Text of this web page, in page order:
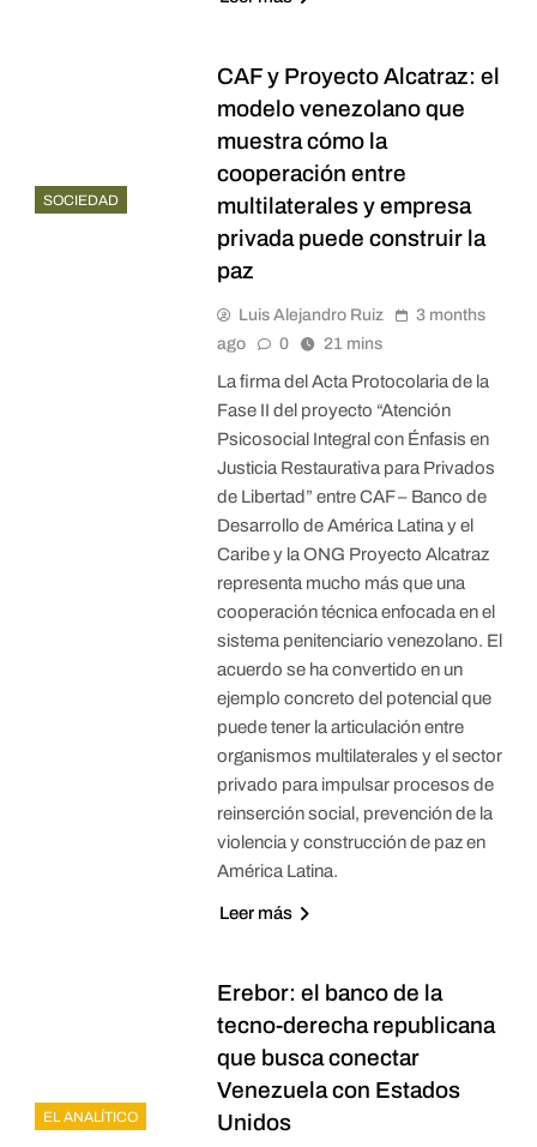
SOCIEDAD
CAF y Proyecto Alcatraz: el
modelo venezolano que
muestra cómo la
cooperación entre
multilaterales y empresa
privada puede construir la
paz
Luis Alejandro Ruiz
3 months
ago
0 21 mins
La firma del Acta Protocolaria de la
Fase II del proyecto “Atención
Psicosocial Integral con Énfasis en
Justicia Restaurativa para Privados
de Libertad” entre CAF – Banco de
Desarrollo de América Latina y el
Caribe y la ONG Proyecto Alcatraz
representa mucho más que una
cooperación técnica enfocada en el
sistema penitenciario venezolano. El
acuerdo se ha convertido en un
ejemplo concreto del potencial que
puede tener la articulación entre
organismos multilaterales y el sector
privado para impulsar procesos de
reinserción social, prevención de la
violencia y construcción de paz en
América Latina.
Leer más
EL ANALÍTICO
Erebor: el banco de la
tecno-derecha republicana
que busca conectar
Venezuela con Estados
Unidos